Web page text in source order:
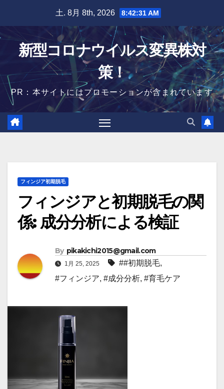
content
土. 8月 8th, 2026 8:42:32 AM
新型コロナウイルス変異株対
策！
PR：本サイトにはプロモーションが含まれています
フィンジア初期脱毛
フィンジアと初期脱毛の関
係: 成分分析による検証
By pikakichi2015@gmail.com
1月 25, 2025 ##初期脱毛,
#フィンジア, #成分分析, #育毛ケア